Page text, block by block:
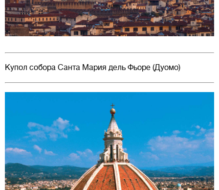
Купол собора Санта Мария дель Фьоре (Дуомо)